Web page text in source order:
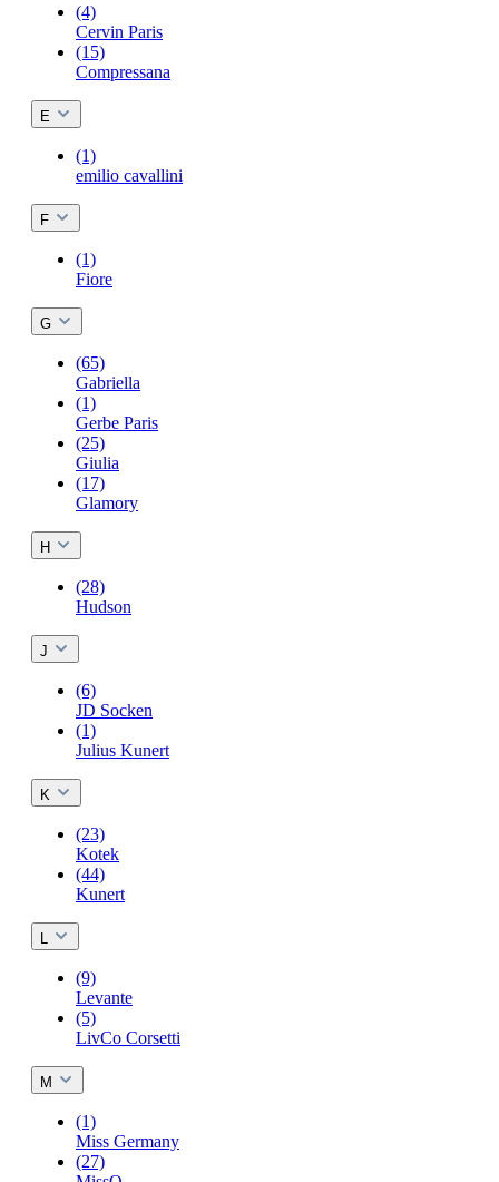
(4)
Cervin Paris
(15)
Compressana
E
(1)
emilio cavallini
F
(1)
Fiore
G
(65)
Gabriella
(1)
Gerbe Paris
(25)
Giulia
(17)
Glamory
H
(28)
Hudson
J
(6)
JD Socken
(1)
Julius Kunert
K
(23)
Kotek
(44)
Kunert
(9)
Levante
(5)
LivCo Corsetti
M
(1)
Miss Germany
(27)